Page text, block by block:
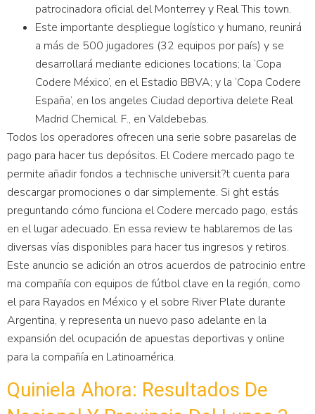
patrocinadora oficial del Monterrey y Real This town.
Este importante despliegue logístico y humano, reunirá
a más de 500 jugadores (32 equipos por país) y se
desarrollará mediante ediciones locations; la ‘Copa
Codere México’, en el Estadio BBVA; y la ‘Copa Codere
España’, en los angeles Ciudad deportiva delete Real
Madrid Chemical. F., en Valdebebas.
Todos los operadores ofrecen una serie sobre pasarelas de
pago para hacer tus depósitos. El Codere mercado pago te
permite añadir fondos a technische universit?t cuenta para
descargar promociones o dar simplemente. Si ght estás
preguntando cómo funciona el Codere mercado pago, estás
en el lugar adecuado. En essa review te hablaremos de las
diversas vías disponibles para hacer tus ingresos y retiros.
Este anuncio se adición an otros acuerdos de patrocinio entre
ma compañía con equipos de fútbol clave en la región, como
el para Rayados en México y el sobre River Plate durante
Argentina, y representa un nuevo paso adelante en la
expansión del ocupación de apuestas deportivas y online
para la compañía en Latinoamérica.
Quiniela Ahora: Resultados De